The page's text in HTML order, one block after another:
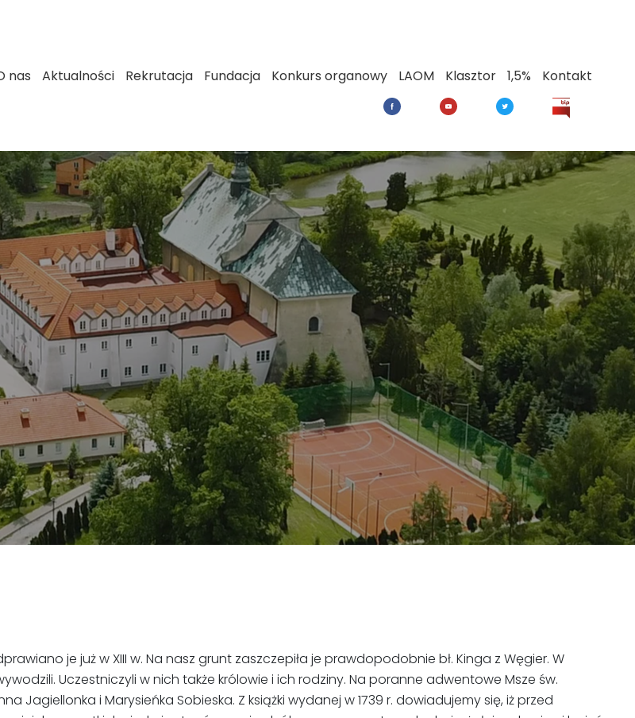
nas Aktualności Rekrutacja Fundacja Konkurs organowy LAOM Klasztor 1,5% Kontakt
je już w XIII w. Na nasz grunt zaszczepiła je prawdopodobnie bł. Kinga z Węgier. W
Uczestniczyli w nich także królowie i ich rodziny. Na poranne adwentowe Msze św.
Jagiellonka i Marysieńka Sobieska. Z książki wydanej w 1739 r. dowiadujemy się, iż przed